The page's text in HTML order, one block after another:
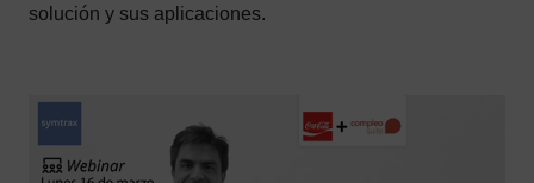
solución y sus aplicaciones.